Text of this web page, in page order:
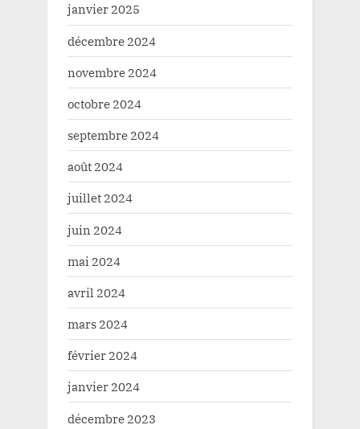
janvier 2025
décembre 2024
novembre 2024
octobre 2024
septembre 2024
août 2024
juillet 2024
juin 2024
mai 2024
avril 2024
mars 2024
février 2024
janvier 2024
décembre 2023